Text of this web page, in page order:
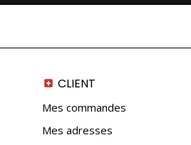
CLIENT
Mes commandes
Mes adresses